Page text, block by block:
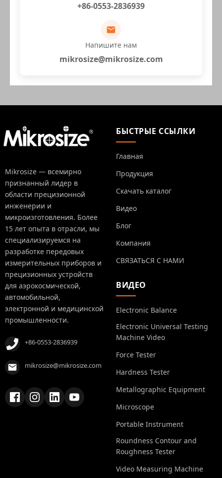
+86-0553-2836939
Напишите нам
mikrosize@mikrosize.com
Mikrosize — всемирно
признанный лидер в
области прецизионной
инженерии и
микроизготовления. Более
15 лет опыта в отрасли, мы
специализируемся на
разработке передовых
измерительных приборов и
прецизионных устройств
для аэрокосмической,
автомобильной,
электронной и медицинской
промышленности.
+86-0553-2836939
mikrosize@mikrosize.com
БЫСТРЫЕ ССЫЛКИ
Главная
Продукция
Скачать каталог
Видео
Блог
Компания
СВЯЗАТЬСЯ С НАМИ
ВИДЕО
Electronic Balance
Electronic Universal Testing
Machine Video
Force Tester
Hardness Tester
Metallographic Equipment
Microscope
Portable Instrument
Roundness Contour and
Roughness Tester
Video Measuring Machine